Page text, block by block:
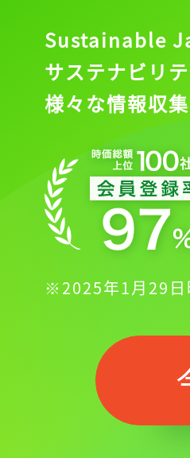
Sustainable
サステナビリ
様々な情報収
※2025年1月29日